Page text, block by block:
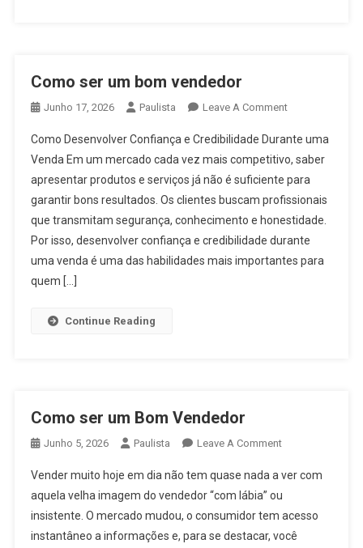
Como ser um bom vendedor
Junho 17, 2026 Paulista Leave A CommentOn
Ser
Um
Bom
Vendedor
Como Desenvolver Confiança e Credibilidade Durante uma
Venda Em um mercado cada vez mais competitivo, saber
apresentar produtos e serviços já não é suficiente para
garantir bons resultados. Os clientes buscam profissionais
que transmitam segurança, conhecimento e honestidade.
Por isso, desenvolver confiança e credibilidade durante
uma venda é uma das habilidades mais importantes para
quem […]
Continue Reading
Como ser um Bom Vendedor
Junho 5, 2026 Paulista Leave A CommentOn
Ser
Um
Bom
Vendedor
Vender muito hoje em dia não tem quase nada a ver com
aquela velha imagem do vendedor “com lábia” ou
insistente. O mercado mudou, o consumidor tem acesso
instantâneo a informações e, para se destacar, você